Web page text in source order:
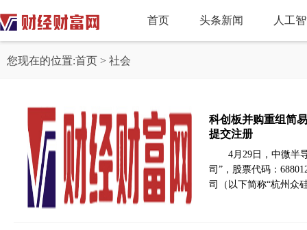
首页 头条新闻 人工
您现在的位置:首页 > 社会
科创板并购重组简
提交注册
4月29日，中微半
司”，股票代码：
司（以下简称“杭州众